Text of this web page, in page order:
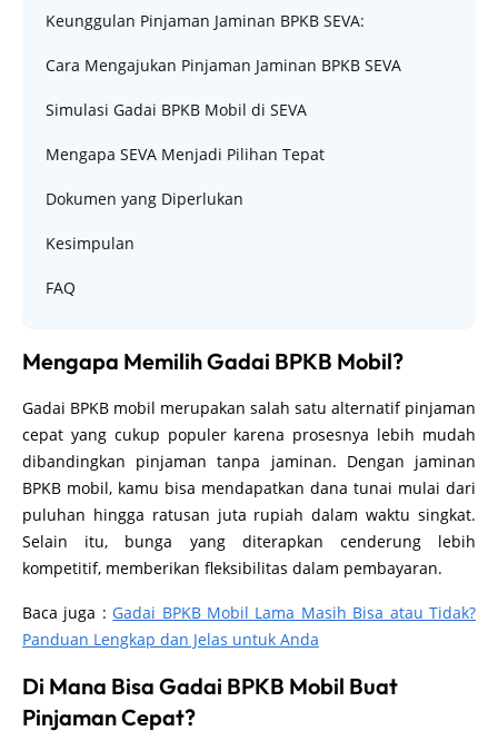
Keunggulan Pinjaman Jaminan BPKB SEVA:
Cara Mengajukan Pinjaman Jaminan BPKB SEVA
Simulasi Gadai BPKB Mobil di SEVA
Mengapa SEVA Menjadi Pilihan Tepat
Dokumen yang Diperlukan
Kesimpulan
FAQ
Mengapa Memilih Gadai BPKB Mobil?
Gadai BPKB mobil merupakan salah satu alternatif pinjaman
cepat yang cukup populer karena prosesnya lebih mudah
dibandingkan pinjaman tanpa jaminan. Dengan jaminan
BPKB mobil, kamu bisa mendapatkan dana tunai mulai dari
puluhan hingga ratusan juta rupiah dalam waktu singkat.
Selain itu, bunga yang diterapkan cenderung lebih
kompetitif, memberikan fleksibilitas dalam pembayaran.
Baca juga :Gadai BPKB Mobil Lama Masih Bisa atau Tidak?
Panduan Lengkap dan Jelas untuk Anda
Di Mana Bisa Gadai BPKB Mobil Buat
Pinjaman Cepat?